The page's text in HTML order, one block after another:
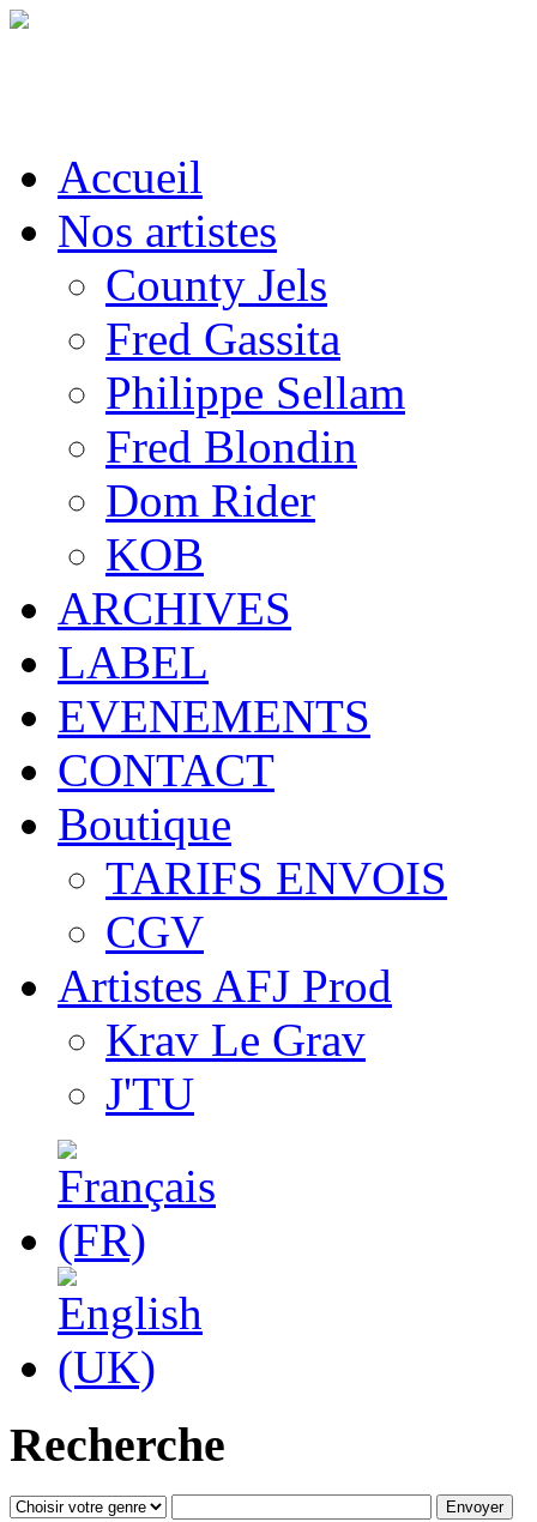
Accueil
Nos artistes
County Jels
Fred Gassita
Philippe Sellam
Fred Blondin
Dom Rider
KOB
ARCHIVES
LABEL
EVENEMENTS
CONTACT
Boutique
TARIFS ENVOIS
CGV
Artistes AFJ Prod
Krav Le Grav
J'TU
Recherche